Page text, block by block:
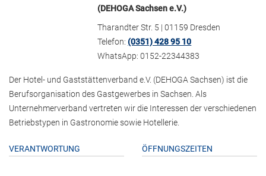
(DEHOGA Sachsen e.V.)
Tharandter Str. 5 | 01159 Dresden
Telefon:(0351) 428 95 10
WhatsApp: 0152-22344383
Der Hotel- und Gaststättenverband e.V. (DEHOGA Sachsen) ist die
Berufsorganisation des Gastgewerbes in Sachsen. Als
Unternehmerverband vertreten wir die Interessen der verschiedenen
Betriebstypen in Gastronomie sowie Hotellerie.
VERANTWORTUNG ÖFFNUNGSZEITEN